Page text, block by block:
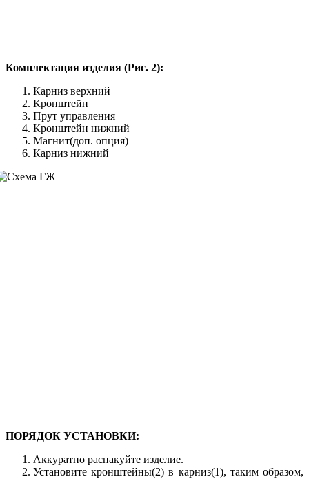
Комплектация изделия (Рис. 2):
Карниз верхний
Кронштейн
Прут управления
Кронштейн нижний
Магнит(доп. опция)
Карниз нижний
ПОРЯДОК УСТАНОВКИ:
Аккуратно распакуйте изделие.
Установите кронштейны(2) в карниз(1), таким образом,